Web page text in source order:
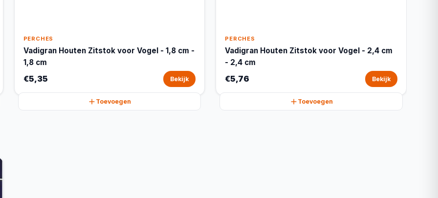
PERCHES
Vadigran Houten Zitstok voor Vogel - 1,8 cm -
1,8 cm
€5,35 Bekijk
Toevoegen
PERCHES
Vadigran Houten Zitstok voor Vogel - 2,4 cm
- 2,4 cm
€5,76 Bekijk
Toevoegen